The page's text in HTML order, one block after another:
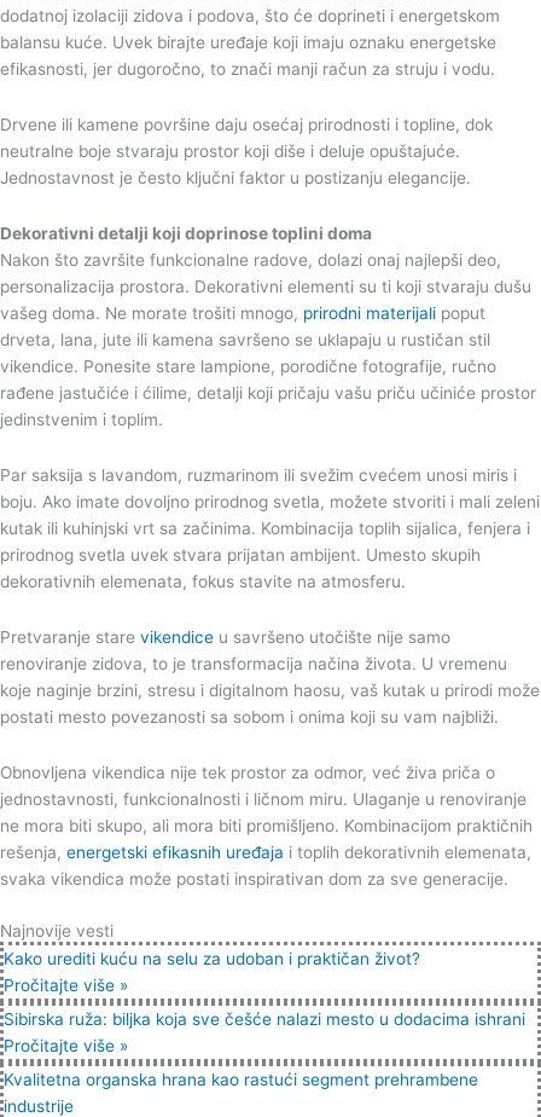
dodatnoj izolaciji zidova i podova, što će doprineti i energetskom
balansu kuće. Uvek birajte uređaje koji imaju oznaku energetske
efikasnosti, jer dugoročno, to znači manji račun za struju i vodu.
Drvene ili kamene površine daju osećaj prirodnosti i topline, dok
neutralne boje stvaraju prostor koji diše i deluje opuštajuće.
Jednostavnost je često ključni faktor u postizanju elegancije.
Dekorativni detalji koji doprinose toplini doma
Nakon što završite funkcionalne radove, dolazi onaj najlepši deo,
personalizacija prostora. Dekorativni elementi su ti koji stvaraju dušu
vašeg doma. Ne morate trošiti mnogo, prirodni materijali poput
drveta, lana, jute ili kamena savršeno se uklapaju u rustičan stil
vikendice. Ponesite stare lampione, porodične fotografije, ručno
rađene jastučiće i ćilime, detalji koji pričaju vašu priču učiniće prostor
jedinstvenim i toplim.
Par saksija s lavandom, ruzmarinom ili svežim cvećem unosi miris i
boju. Ako imate dovoljno prirodnog svetla, možete stvoriti i mali zeleni
kutak ili kuhinjski vrt sa začinima. Kombinacija toplih sijalica, fenjera i
prirodnog svetla uvek stvara prijatan ambijent. Umesto skupih
dekorativnih elemenata, fokus stavite na atmosferu.
Pretvaranje stare vikendice u savršeno utočište nije samo
renoviranje zidova, to je transformacija načina života. U vremenu
koje naginje brzini, stresu i digitalnom haosu, vaš kutak u prirodi može
postati mesto povezanosti sa sobom i onima koji su vam najbliži.
Obnovljena vikendica nije tek prostor za odmor, već živa priča o
jednostavnosti, funkcionalnosti i ličnom miru. Ulaganje u renoviranje
ne mora biti skupo, ali mora biti promišljeno. Kombinacijom praktičnih
rešenja, energetski efikasnih uređaja i toplih dekorativnih elemenata,
svaka vikendica može postati inspirativan dom za sve generacije.
Najnovije vesti
Kako urediti kuću na selu za udoban i praktičan život?
Pročitajte više »
Sibirska ruža: biljka koja sve češće nalazi mesto u dodacima ishrani
Pročitajte više »
Kvalitetna organska hrana kao rastući segment prehrambene
industrije